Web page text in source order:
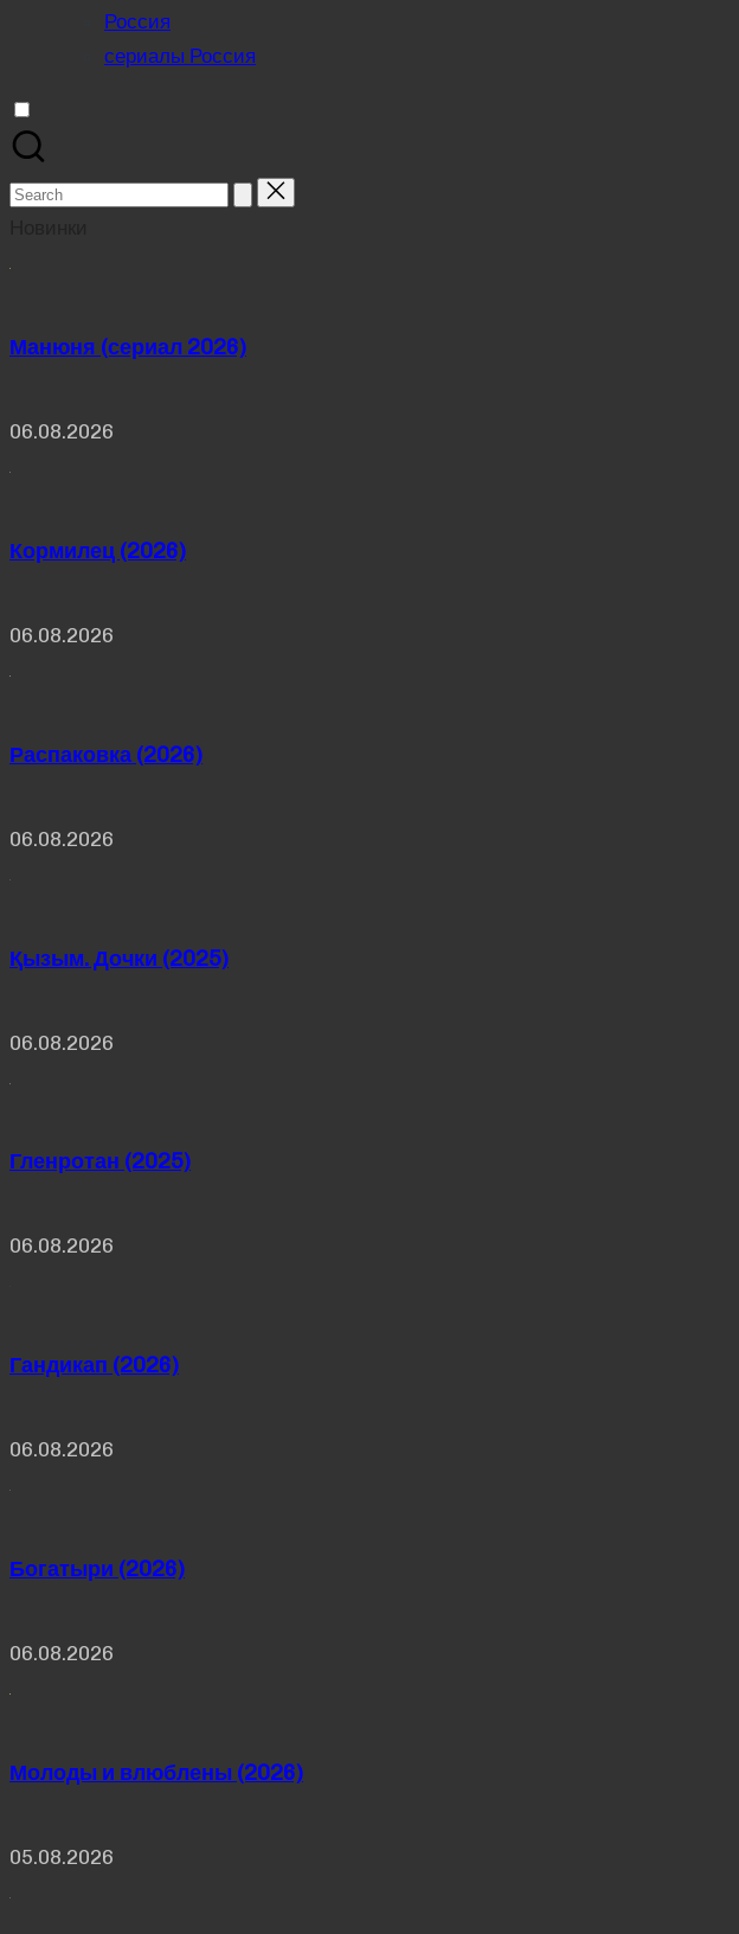
Россия
сериалы Россия
Search
Манюня (сериал 2026)
06.08.2026
Кормилец (2026)
06.08.2026
Распаковка (2026)
06.08.2026
Қызым. Дочки (2025)
06.08.2026
Гленротан (2025)
06.08.2026
Гандикап (2026)
06.08.2026
Богатыри (2026)
06.08.2026
Молоды и влюблены (2026)
05.08.2026